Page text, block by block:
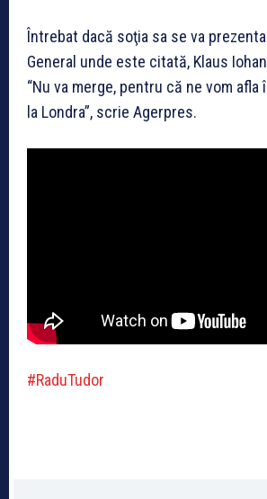
Întrebat dacă soţia sa se va
General unde este citată, Klaus
“Nu va merge, pentru că ne vom
la Londra”, scrie Agerpres.
#RaduTudor